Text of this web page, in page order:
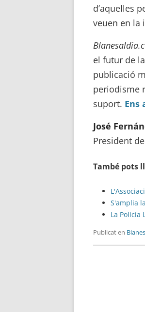
d’aquelles
veuen en la
el futur de
publicació
periodisme
suport. Ens
José
President
També pots
S'amplia
La Policía
Publicat en Blanes